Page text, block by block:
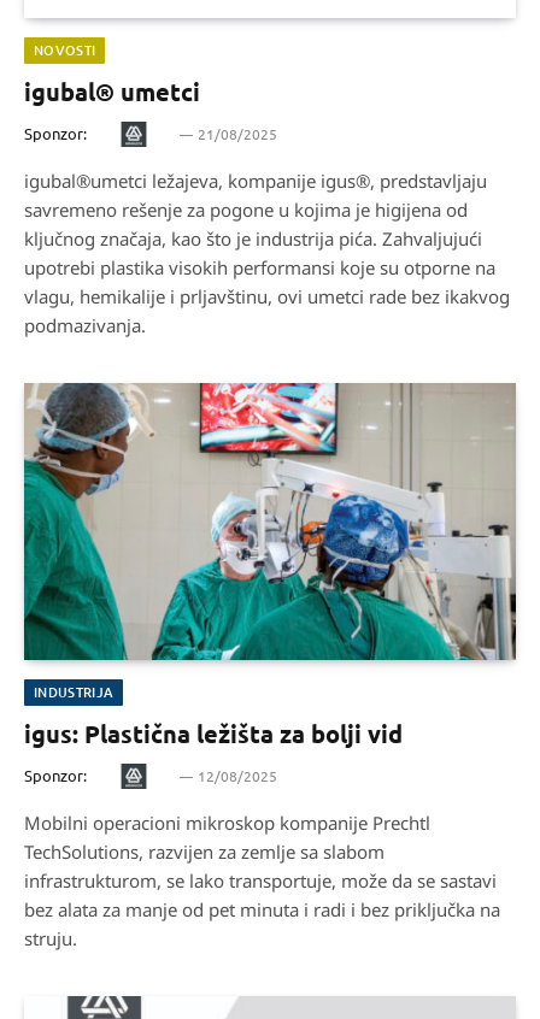
NOVOSTI
igubal® umetci
Sponzor: 21/08/2025
igubal®umetci ležajeva, kompanije igus®, predstavljaju
savremeno rešenje za pogone u kojima je higijena od
ključnog značaja, kao što je industrija pića. Zahvaljujući
upotrebi plastika visokih performansi koje su otporne na
vlagu, hemikalije i prljavštinu, ovi umetci rade bez ikakvog
podmazivanja.
INDUSTRIJA
igus: Plastična ležišta za bolji vid
Sponzor: 12/08/2025
Mobilni operacioni mikroskop kompanije Prechtl
TechSolutions, razvijen za zemlje sa slabom
infrastrukturom, se lako transportuje, može da se sastavi
bez alata za manje od pet minuta i radi i bez priključka na
struju.